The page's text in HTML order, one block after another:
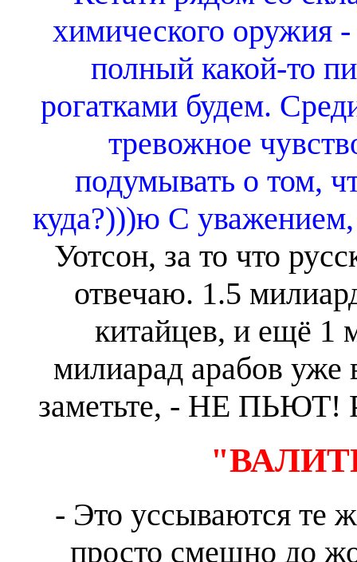
химического оружия
полный какой-то
рогатками будем.
тревожное
подумывать о том,
куда?)))ю С
Уотсон, за то что
отвечаю. 1.5
китайцев, и ещё 1
милиарад арабов уже
заметьте, - НЕ
- Это уссываются те
просто смешно до